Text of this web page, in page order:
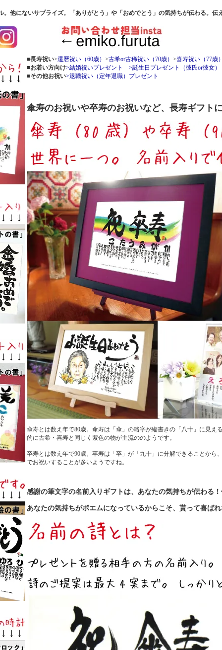
。他にないサプライズ。「ありがとう」や「おめでとう」の気持ちが伝わる。伝
■長寿祝い>還暦祝い（60歳） >古希or古稀祝い（70歳） >喜寿祝い（77歳
■お若い方向け>結婚祝いプレゼント
>誕生日プレゼント（彼氏or彼女）
■その他お祝い>退職祝い（定年退職）プレゼント
傘寿のお祝いや卒寿のお祝いなど、長寿ギフト
傘寿とは数え年で80歳。傘寿は「傘」の略字が縦書きの「八十」に見
的に古希・喜寿と同じく紫色の物が主流ののようです。
卒寿とは数え年で90歳。卒寿は「卒」が「九十」に分解できることか
でお祝いすることが多いようですね。
感謝の筆文字の名前入りギフトは、あなたの気持ちが伝わる
あなたの気持ちがポエムになっているからこそ、貰って喜ば